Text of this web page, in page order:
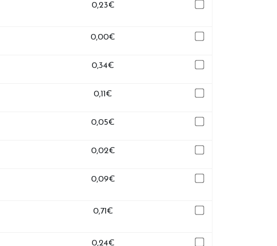
0,23€
0,00€
0,34€
0,11 €
0,05€
0,02€
0,09€
0,71 €
0,24€